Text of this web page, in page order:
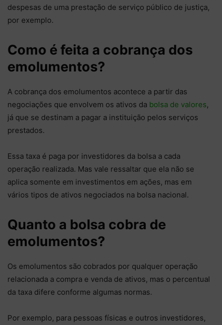
despesas de uma prestação de serviço público de justiça,
por exemplo.
Como é feita a cobrança dos
emolumentos?
A cobrança dos emolumentos acontece a partir das
negociações que envolvem os ativos da bolsa de valores,
já que se destinam a pagar a instituição pelos serviços
prestados.
Essa taxa é paga por investidores da bolsa a cada
operação realizada. Mas vale ressaltar que ela não se
aplica somente em investimentos em ações, mas em
vários tipos de ativos negociados na bolsa nacional.
Quanto a bolsa cobra de
emolumentos?
Os emolumentos são cobrados por qualquer operação
relacionada a compra e venda de ativos, mas o percentual
da taxa difere conforme algumas normas.
Por exemplo, para pessoas físicas e outros investidores,